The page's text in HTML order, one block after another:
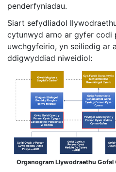
penderfyniadau.
Siart sefydliadol
cytunwyd arno ar gyfer codi
uwchgyfeirio, yn seiliedig ar
ddigwyddiad niweidiol:
Organogram Llywodraethu Gofal